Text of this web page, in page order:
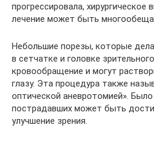
прогрессировала, хирургическое
лечение может быть
Небольшие порезы, которые
в сетчатке и головке
кровообращение и могут
глазу. Эта процедура также
оптической аневротомией».
пострадавших может быть
улучшение зрения.